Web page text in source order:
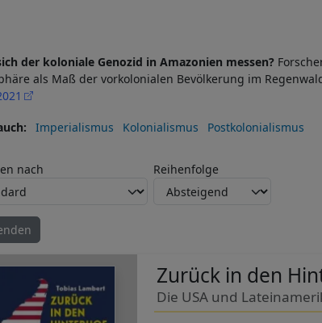
der koloniale Genozid in Amazonien messen?
als Maß der vorkolonialen Bevölkerung im
Imperialismus Kolonialismus Postkolonialismus
nach Reihenfolge
Zurück in den
Die USA und